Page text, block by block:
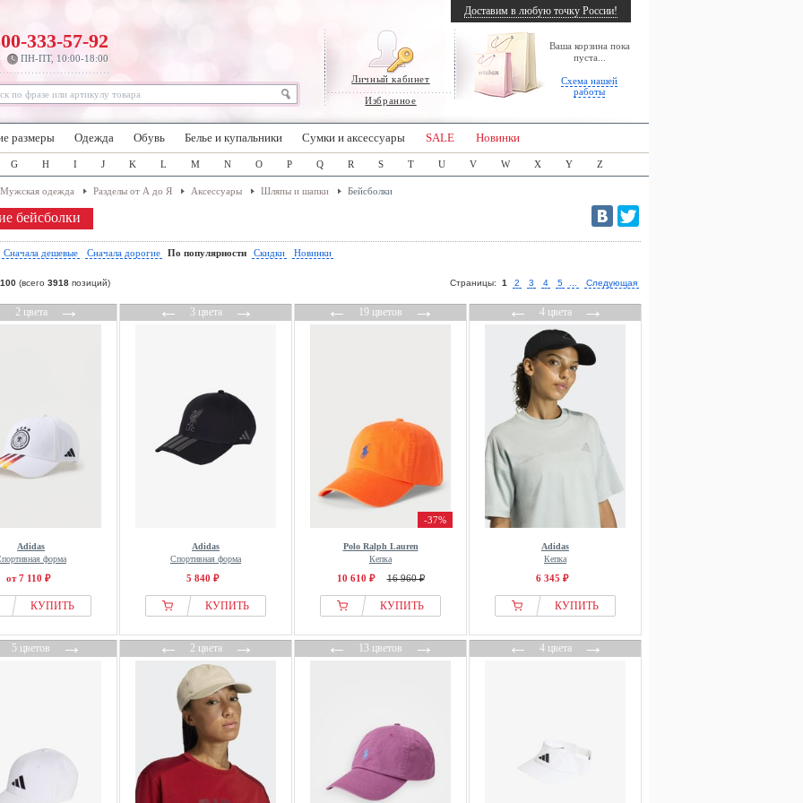
Личный кабинет
Избранное
Ваша корзина пока
пуста...
Схема нашей
работы
333-57-92
ПН-ПТ, 10:00-18:00
Доставим в любую точку России!
размеры Одежда Обувь Белье и купальники Сумки и аксессуары SALE Новинки
G H I J K L M N O P Q R S T U V W X Y Z
Мужская одежда Разделы от А до Я Аксессуары Шляпы и шапки Бейсболки
бейсболки
Сначала дешевые Сначала дорогие По популярности Скидки Новинки
100 (всего 3918 позиций) Страницы: 1 2 3 4 5 Следующая
2 цвета→
Adidas
форма
от 7 110 ₽
КУПИТЬ
←3 цвета→
Adidas
Спортивная форма
5 840 ₽
КУПИТЬ
←19 цветов→
-37%
Polo Ralph Lauren
Кепка
10 610 ₽ 16 960 ₽
КУПИТЬ
←4 цвета→
Adidas
Кепка
6 345 ₽
КУПИТЬ
5 цветов→ ←2 цвета→ ←13 цветов→ ←4 цвета→